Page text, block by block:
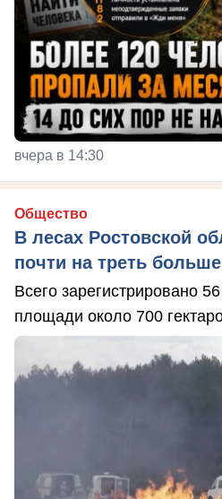
вчера в 14:30
Общество
В лесах Ростовской
почти на треть
Всего зарегистрировано
площади около 700